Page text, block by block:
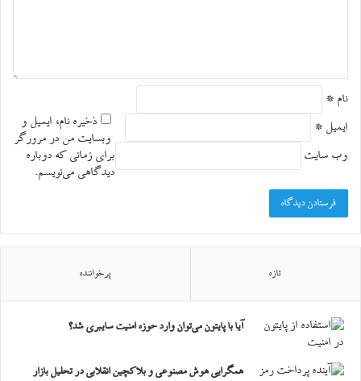
نام *
ایمیل *
وب‌ سایت
ذخیره نام، ایمیل و
وبسایت من در مرورگر
برای زمانی که دوباره
دیدگاهی می‌نویسم.
تازه پرخواننده
آیا با پایتون می‌توان وارد حوزه امنیت سایبری شد؟
همگرایی هوش مصنوعی و بلاکچین انقلابی در تحلیل بازار